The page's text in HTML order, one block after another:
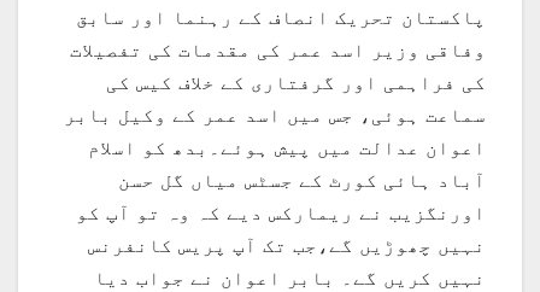
پاکستان تحریک انصاف کے رہنما اور سابق
وفاقی وزیر اسد عمر کی مقدمات کی تفصیلات
کی فراہمی اور گرفتاری کے خلاف کیس کی
سماعت ہوئی، جس میں اسد عمر کے وکیل بابر
اعوان عدالت میں پیش ہوئے۔بدھ کو اسلام
آباد ہائی کورٹ کے جسٹس میاں گل حسن
اورنگزیب نے ریمارکس دیے کہ وہ تو آپ کو
نہیں چھوڑیں گے،جب تک آپ پریس کانفرنس
نہیں کریں گے۔ بابر اعوان نے جواب دیا